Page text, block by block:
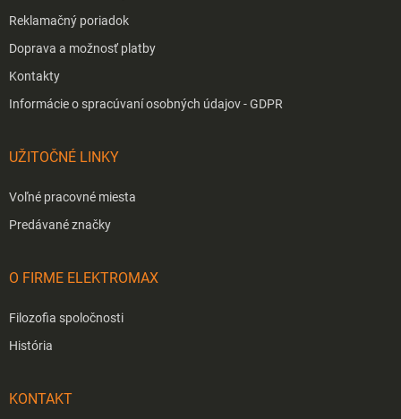
Reklamačný poriadok
Doprava a možnosť platby
Kontakty
Informácie o spracúvaní osobných údajov - GDPR
UŽITOČNÉ LINKY
Voľné pracovné miesta
Predávané značky
O FIRME ELEKTROMAX
Filozofia spoločnosti
História
KONTAKT